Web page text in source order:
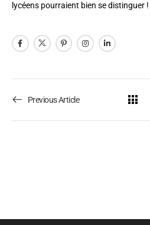
lycéens pourraient bien se distinguer !
Previous Article